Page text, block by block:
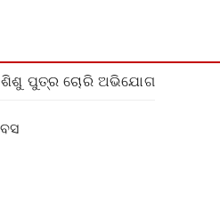
ଶିଶୁ ପୁତ୍ର ଚୋରି ଅଭିଯୋଗ